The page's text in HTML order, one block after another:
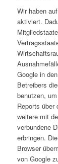
Wir haben
aktiviert.
Google in
Betreibers
benutzen,
Reports über
weitere mit
verbundene
erbringen.
Browser
von Google